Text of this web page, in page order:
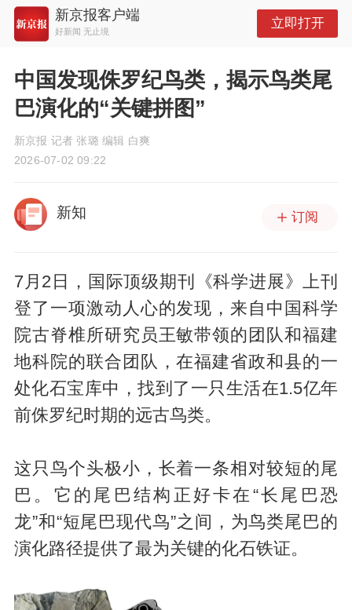
新京报客户端
好新闻 无止境
立即打开
中国发现侏罗纪鸟类，揭示鸟类尾
巴演化的“关键拼图”
新京报 记者 张璐 编辑 白爽
2026-07-02 09:22
新知 订阅
7月2日，国际顶级期刊《科学进展》上刊
登了一项激动人心的发现，来自中国科学
院古脊椎所研究员王敏带领的团队和福建
地科院的联合团队，在福建省政和县的一
处化石宝库中，找到了一只生活在1.5亿年
前侏罗纪时期的远古鸟类。
这只鸟个头极小，长着一条相对较短的尾
巴。它的尾巴结构正好卡在“长尾巴恐
龙”和“短尾巴现代鸟”之间，为鸟类尾巴的
演化路径提供了最为关键的化石铁证。